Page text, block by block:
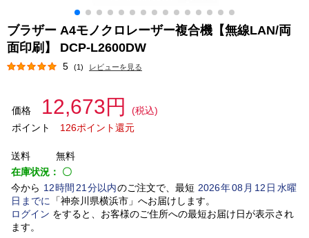
ブラザー A4モノクロレーザー複合機【無線LAN/両
面印刷】 DCP-L2600DW
5 (1) レビューを見る
価格 12,673円
(税込)
ポイント
126ポイント還元
送料
無料
在庫状況： 〇
今から 12時間 21 分以内のご注文で、最短 2026年08 月 12 日水曜
日 までに 「神奈川県横浜市」 へお届けします。
ログイン をすると、お客様のご住所への最短お届け日が表示され
ます。